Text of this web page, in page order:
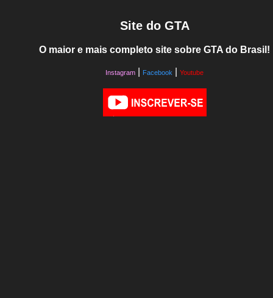
Site do GTA
O maior e mais completo site sobre GTA do Brasil!
Instagram Facebook Youtube